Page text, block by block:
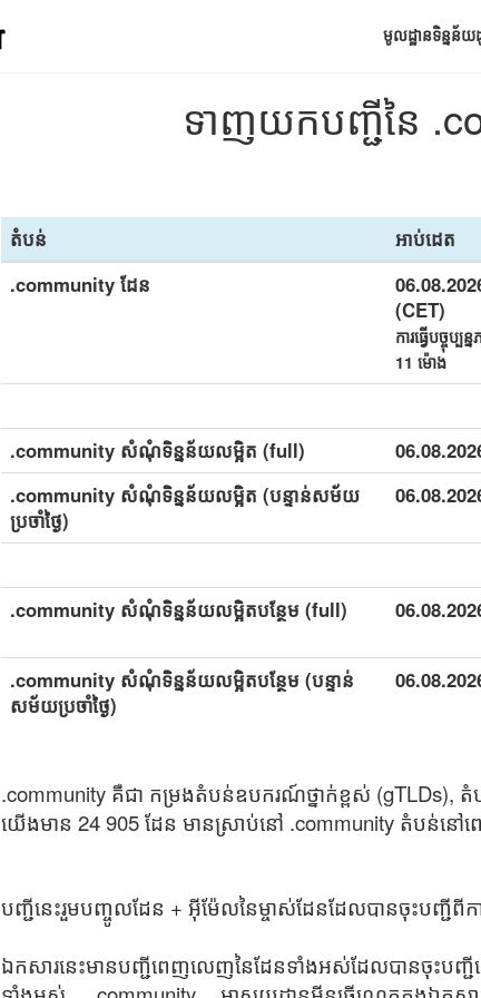
មូលដ្ឋានទិន្នន័យ
ទាញយកបញ្ជីនៃ
តំបន់ អាប់ដេត
.community ដែន
(CET)
ការធ្វើបច្ចុប្ប
11 ម៉ោង
.community សំណុំទិន្នន័យលម្អិត (full)
.community សំណុំទិន្នន័យលម្អិត (បន្ទាន់សម័យ
ប្រចាំថ្ងៃ)
.community សំណុំទិន្នន័យលម្អិតបន្ថែម (full)
.community សំណុំទិន្នន័យលម្អិតបន្ថែម (បន្ទាន់
សម័យប្រចាំថ្ងៃ)
.community គឺជា កម្រងតំបន់ឧបករណ៍ថ្នាក់ខ្ពស់ (gTLDs),
យើងមាន 24 905 ដែន មានស្រាប់នៅ .community តំបន់នៅ
បញ្ជីនេះរួមបញ្ចូលដែន + អ៊ីម៉ែលនៃម្ចាស់ដែនដែលបានចុះបញ្ជីពី
ឯកសារនេះមានបញ្ជីពេញលេញនៃដែនទាំងអស់ដែលបានចុះបញ្